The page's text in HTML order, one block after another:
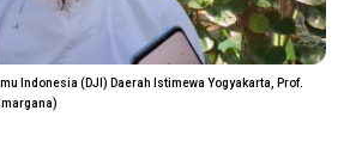
Indonesia (DJI) Daerah Istimewa Yogyakarta, Prof.